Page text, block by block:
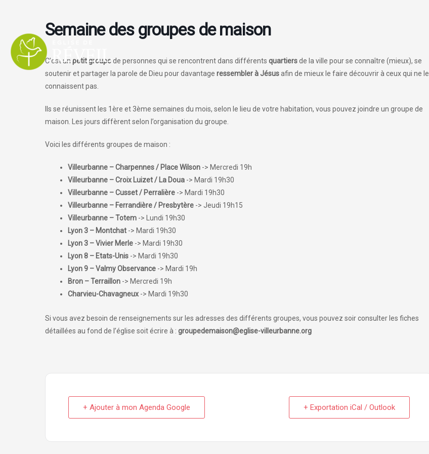
Semaine des groupes de maison
C’est un petit groupede personnes qui se rencontrent dans différents quartiersde la ville pour se connaître (mieux), se
soutenir et partager la parole de Dieu pour davantage ressembler à Jésusafin de mieux le faire découvrir à ceux qui ne le
connaissent pas.
Ils se réunissent les 1ère et 3ème semaines du mois, selon le lieu de votre habitation, vous pouvez joindre un groupe de
maison. Les jours diffèrent selon l’organisation du groupe.
Voici les différents groupes de maison :
Villeurbanne – Charpennes / Place Wilson -> Mercredi 19h
Villeurbanne – Croix Luizet / La Doua -> Mardi 19h30
Villeurbanne – Cusset / Perralière -> Mardi 19h30
Villeurbanne – Ferrandière / Presbytère -> Jeudi 19h15
Villeurbanne – Totem -> Lundi 19h30
Lyon 3 – Montchat -> Mardi 19h30
Lyon 3 – Vivier Merle -> Mardi 19h30
Lyon 8 – Etats-Unis -> Mardi 19h30
Lyon 9 – Valmy Observance -> Mardi 19h
Bron – Terraillon -> Mercredi 19h
Charvieu-Chavagneux -> Mardi 19h30
Si vous avez besoin de renseignements sur les adresses des différents groupes, vous pouvez soir consulter les fiches
détaillées au fond de l’église soit écrire à : groupedemaison@eglise-villeurbanne.org
+ Ajouter à mon Agenda Google + Exportation iCal / Outlook